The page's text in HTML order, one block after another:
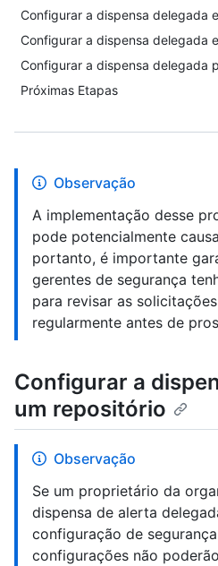
Configurar a dispensa delegada
Configurar a dispensa delegada
Configurar a dispensa delegada
Próximas Etapas
Observação
A implementação desse
pode potencialmente
portanto, é importante
gerentes de segurança
para revisar as
regularmente antes de
Configurar a
um repositório
Observação
Se um proprietário da
dispensa de alerta
configuração de
configurações não